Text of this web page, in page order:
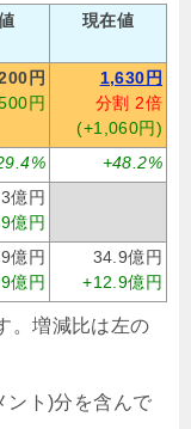
現在値
円
円
1,630円
分割 2倍
(+1,060円)
+48.2%
億円
億円
億円
億円
34.9億円
+12.9億円
。増減比は左の
ト)分を含んで